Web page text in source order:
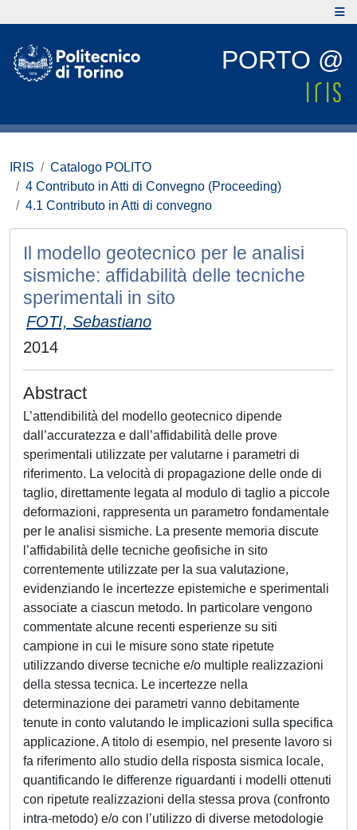
PORTO @
IRIS
Catalogo POLITO
4 Contributo in Atti di Convegno (Proceeding)
4.1 Contributo in Atti di convegno
Il modello geotecnico per le analisi
sismiche: affidabilità delle tecniche
sperimentali in sito
FOTI, Sebastiano
2014
Abstract
L’attendibilità del modello geotecnico dipende
dall’accuratezza e dall’affidabilità delle prove
sperimentali utilizzate per valutarne i parametri di
riferimento. La velocità di propagazione delle onde di
taglio, direttamente legata al modulo di taglio a piccole
deformazioni, rappresenta un parametro fondamentale
per le analisi sismiche. La presente memoria discute
l’affidabilità delle tecniche geofisiche in sito
correntemente utilizzate per la sua valutazione,
evidenziando le incertezze epistemiche e sperimentali
associate a ciascun metodo. In particolare vengono
commentate alcune recenti esperienze su siti
campione in cui le misure sono state ripetute
utilizzando diverse tecniche e/o multiple realizzazioni
della stessa tecnica. Le incertezze nella
determinazione dei parametri vanno debitamente
tenute in conto valutando le implicazioni sulla specifica
applicazione. A titolo di esempio, nel presente lavoro si
fa riferimento allo studio della risposta sismica locale,
quantificando le differenze riguardanti i modelli ottenuti
con ripetute realizzazioni della stessa prova (confronto
intra-metodo) e/o con l’utilizzo di diverse metodologie